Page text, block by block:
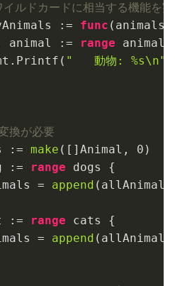
ドカードに相当する機能を実
:=
func (animals
animal := range
"   動物: %s\n"
換が必要
:=
make ([]Animal, 0 )
:= range dogs {
=
append
:= range cats {
=
append